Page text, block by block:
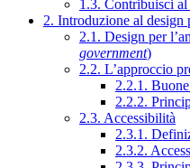
1.3. Contribuisci al
2. Introduzione al
2.1. Design per
government)
2.2. L’approccio
2.2.1.
2.2.2.
2.3. Accessibilità
2.3.1.
2.3.2.